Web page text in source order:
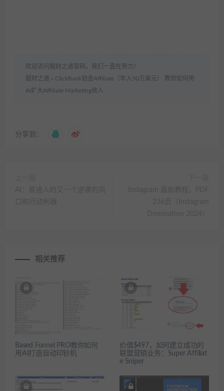
欢迎访问掘财之道官网，我们一直在努力！
掘财之道 » ClickBank铂金Affiliate（年入50万美元） 教你如何用
AI扩大Affiliate Marketing收入
分享到：
相关推荐
Based Funnel PRO教你如何
用AI打造自动印钞机
价值$497，如何建立成功的
联盟营销业务：Super Affiliat
e Sniper